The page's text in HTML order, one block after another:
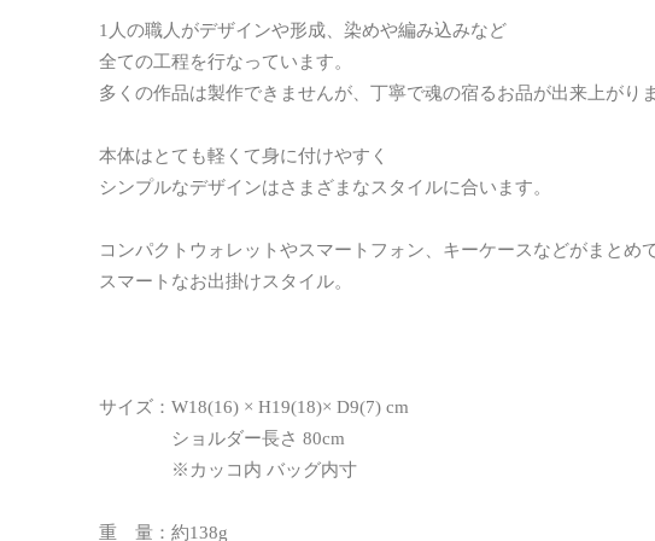
1人の職人がデザインや形成、染めや編み込みなど
全ての工程を行なっています。
多くの作品は製作できませんが、丁寧で魂の宿るお品が出来上がりま
本体はとても軽くて身に付けやすく
シンプルなデザインはさまざまなスタイルに合います。
コンパクトウォレットやスマートフォン、キーケースなどがまとめ
スマートなお出掛けスタイル。
サイズ：W18(16) × H19(18)× D9(7) cm
ショルダー長さ 80cm
※カッコ内 バッグ内寸
重 量：約138g